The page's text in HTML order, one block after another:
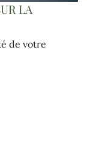
LA
de votre